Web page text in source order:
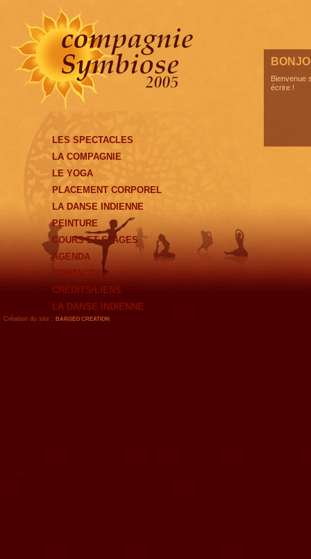
LES SPECTACLES
LA COMPAGNIE
LE YOGA
PLACEMENT CORPOREL
LA DANSE INDIENNE
PEINTURE
COURS ET STAGES
AGENDA
CRÉDITS/LIENS
LA DANSE INDIENNE
Bienvenue
écrire !
Création du site : BARGEO CREATION